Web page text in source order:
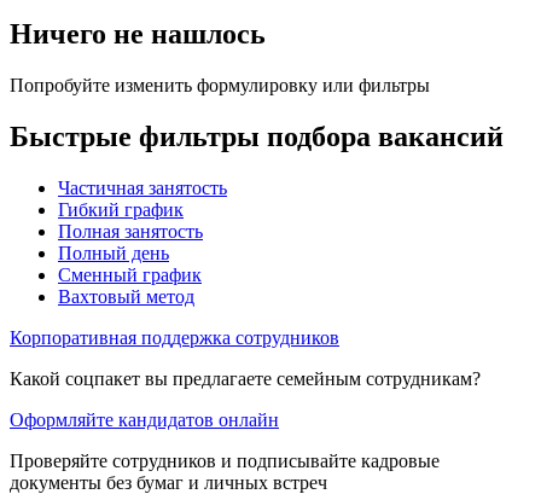
Ничего не нашлось
Попробуйте изменить формулировку или фильтры
Быстрые фильтры подбора вакансий
Частичная занятость
Гибкий график
Полная занятость
Полный день
Сменный график
Вахтовый метод
Корпоративная поддержка сотрудников
Какой соцпакет вы предлагаете семейным сотрудникам?
Оформляйте кандидатов онлайн
Проверяйте сотрудников и подписывайте кадровые
документы без бумаг и личных встреч